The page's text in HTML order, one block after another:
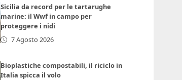
Sicilia da record per le tartarughe
marine: il Wwf in campo per
proteggere i nidi
7 Agosto 2026
Bioplastiche compostabili, il riciclo in
Italia spicca il volo